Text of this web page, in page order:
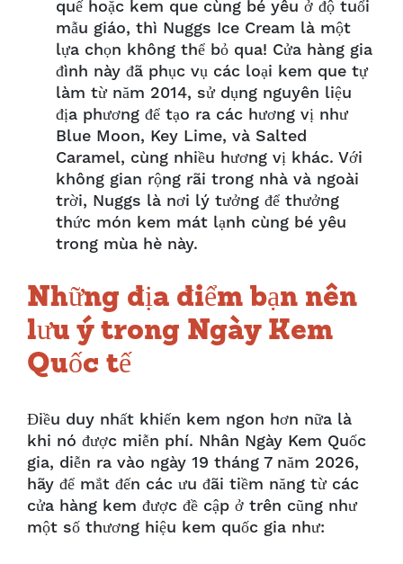
quế hoặc kem que cùng bé yêu ở độ tuổi
mẫu giáo, thì Nuggs Ice Cream là một
lựa chọn không thể bỏ qua! Cửa hàng gia
đình này đã phục vụ các loại kem que tự
làm từ năm 2014, sử dụng nguyên liệu
địa phương để tạo ra các hương vị như
Blue Moon, Key Lime, và Salted
Caramel, cùng nhiều hương vị khác. Với
không gian rộng rãi trong nhà và ngoài
trời, Nuggs là nơi lý tưởng để thưởng
thức món kem mát lạnh cùng bé yêu
trong mùa hè này.
Những địa điểm bạn nên
lưu ý trong Ngày Kem
Quốc tế
Điều duy nhất khiến kem ngon hơn nữa là
khi nó được miễn phí. Nhân Ngày Kem Quốc
gia, diễn ra vào ngày 19 tháng 7 năm 2026,
hãy để mắt đến các ưu đãi tiềm năng từ các
cửa hàng kem được đề cập ở trên cũng như
một số thương hiệu kem quốc gia như: